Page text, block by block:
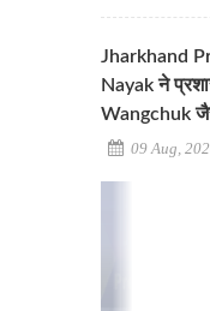
Jharkhand
Nayak ने
Wangchuk
09 Aug,